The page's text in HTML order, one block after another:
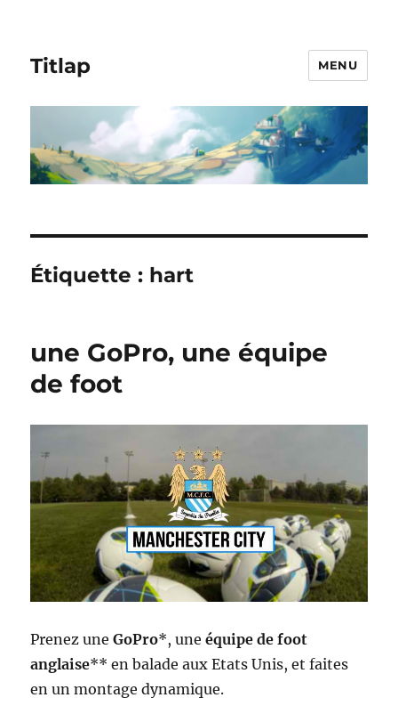
Titlap MENU
Étiquette : hart
une GoPro, une équipe
de foot
Prenez uneGoPro*, uneéquipe de foot
anglaise** en balade aux Etats Unis, et faites
en un montage dynamique.